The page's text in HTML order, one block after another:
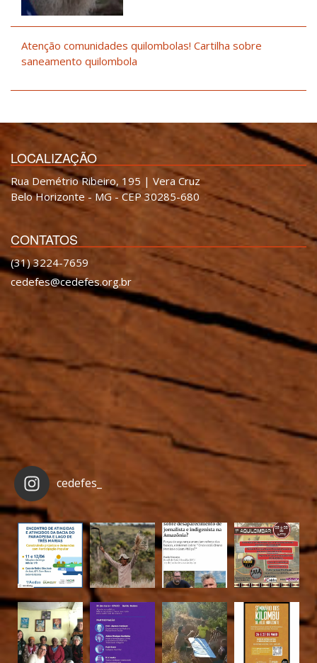
Atenção comunidades quilombolas! Cartilha sobre
saneamento quilombola
LOCALIZAÇÃO
Rua Demétrio Ribeiro, 195 | Vera Cruz
Belo Horizonte - MG - CEP 30285-680
CONTATOS
(31) 3224-7659
cedefes@cedefes.org.br
cedefes_